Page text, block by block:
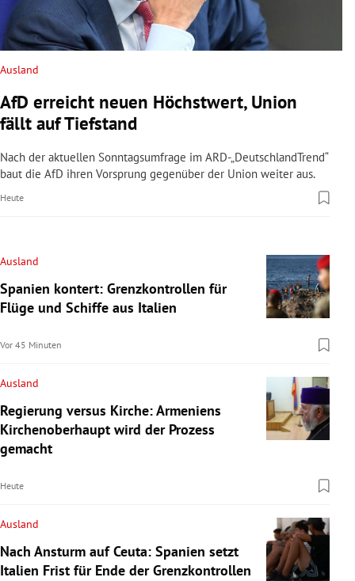
Ausland
AfD erreicht neuen Höchstwert, Union
fällt auf Tiefstand
Nach der aktuellen Sonntagsumfrage im ARD-„DeutschlandTrend“
baut die AfD ihren Vorsprung gegenüber der Union weiter aus.
Heute
Ausland
Spanien kontert: Grenzkontrollen für
Flüge und Schiffe aus Italien
Vor 45 Minuten
Ausland
Regierung versus Kirche: Armeniens
Kirchenoberhaupt wird der Prozess
gemacht
Heute
Ausland
Nach Ansturm auf Ceuta: Spanien setzt
Italien Frist für Ende der Grenzkontrollen